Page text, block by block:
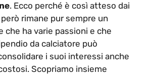
. Ecco perché è così atteso dai
rimane pur sempre un
che ha varie passioni e che
da calciatore può
i suoi interessi anche
Scopriamo insieme